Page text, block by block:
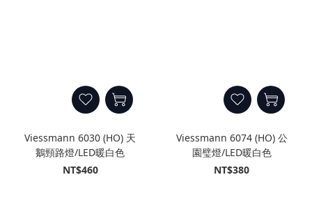
Viessmann 6030 (HO) 天
鵝頸路燈/LED暖白色
NT$460
Viessmann 6074 (HO) 公
園璧燈/LED暖白色
NT$380